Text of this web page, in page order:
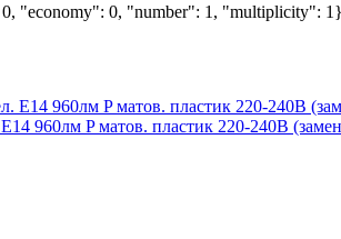
"economy": 0, "number": 1, "multiplicity": 1}
960лм P матов. пластик 220-240В